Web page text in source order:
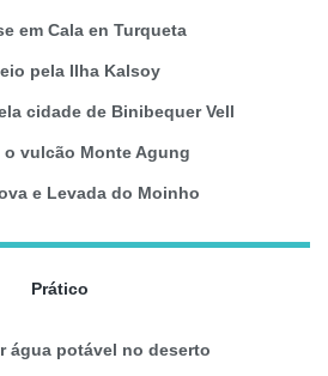
em Cala en Turqueta
pela Ilha Kalsoy
cidade de Binibequer Vell
vulcão Monte Agung
e Levada do Moinho
Prático
água potável no deserto